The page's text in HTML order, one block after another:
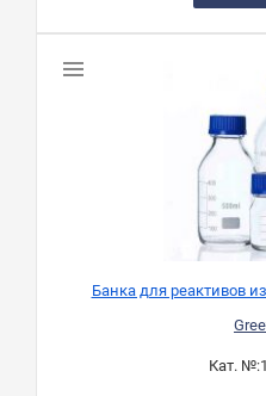
Банка для реактивов
Кат. №: